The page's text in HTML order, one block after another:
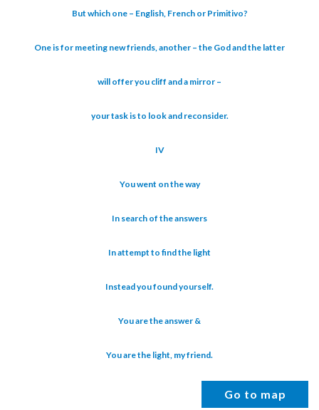
But which one – English, French or Primitivo?
One is for meeting new friends, another – the God and the latter
will offer you cliff and a mirror –
your task is to look and reconsider.
IV
You went on the way
In search of the answers
In attempt to find the light
Instead you found yourself.
You are the answer &
You are the light, my friend.
Go to map